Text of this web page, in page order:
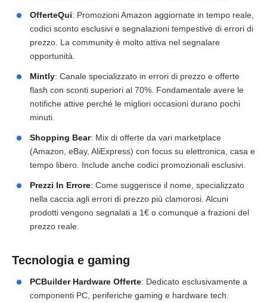
OfferteQui: Promozioni Amazon aggiornate in tempo reale,
codici sconto esclusivi e segnalazioni tempestive di errori di
prezzo. La community è molto attiva nel segnalare
opportunità.
Mintly: Canale specializzato in errori di prezzo e offerte
flash con sconti superiori al 70%. Fondamentale avere le
notifiche attive perché le migliori occasioni durano pochi
minuti.
Shopping Bear: Mix di offerte da vari marketplace
(Amazon, eBay, AliExpress) con focus su elettronica, casa e
tempo libero. Include anche codici promozionali esclusivi.
Prezzi In Errore: Come suggerisce il nome, specializzato
nella caccia agli errori di prezzo più clamorosi. Alcuni
prodotti vengono segnalati a 1€ o comunque a frazioni del
prezzo reale.
Tecnologia e gaming
PCBuilder Hardware Offerte: Dedicato esclusivamente a
componenti PC, periferiche gaming e hardware tech.